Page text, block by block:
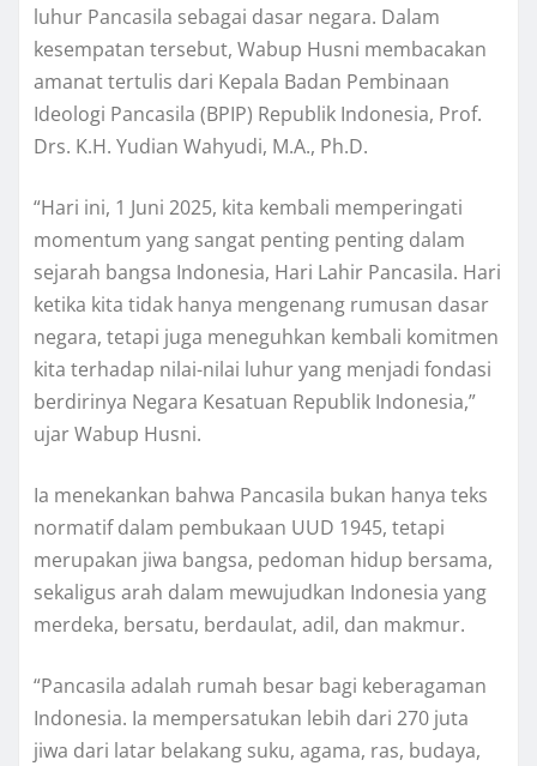
luhur Pancasila sebagai dasar negara. Dalam
kesempatan tersebut, Wabup Husni membacakan
amanat tertulis dari Kepala Badan Pembinaan
Ideologi Pancasila (BPIP) Republik Indonesia, Prof.
Drs. K.H. Yudian Wahyudi, M.A., Ph.D.
“Hari ini, 1 Juni 2025, kita kembali memperingati
momentum yang sangat penting penting dalam
sejarah bangsa Indonesia, Hari Lahir Pancasila. Hari
ketika kita tidak hanya mengenang rumusan dasar
negara, tetapi juga meneguhkan kembali komitmen
kita terhadap nilai-nilai luhur yang menjadi fondasi
berdirinya Negara Kesatuan Republik Indonesia,”
ujar Wabup Husni.
Ia menekankan bahwa Pancasila bukan hanya teks
normatif dalam pembukaan UUD 1945, tetapi
merupakan jiwa bangsa, pedoman hidup bersama,
sekaligus arah dalam mewujudkan Indonesia yang
merdeka, bersatu, berdaulat, adil, dan makmur.
“Pancasila adalah rumah besar bagi keberagaman
Indonesia. Ia mempersatukan lebih dari 270 juta
jiwa dari latar belakang suku, agama, ras, budaya,